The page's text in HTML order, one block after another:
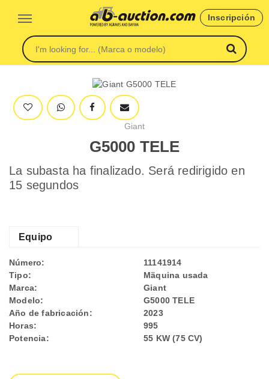
Inscripción
Giant
G5000 TELE
La subasta ha finalizado. Será redirigido en
15 segundos
Equipo
Número:
11141914
Tipo:
Mäquina usada
Marca:
Giant
Modelo:
G5000 TELE
Año de fabricación:
2023
Horas:
995
Potencia:
55 KW (75 CV)